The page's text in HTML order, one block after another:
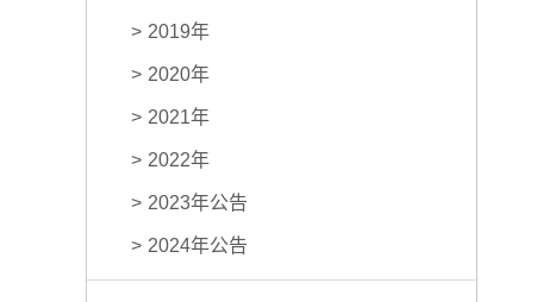
2019年
2020年
2021年
2022年
2023年公告
2024年公告